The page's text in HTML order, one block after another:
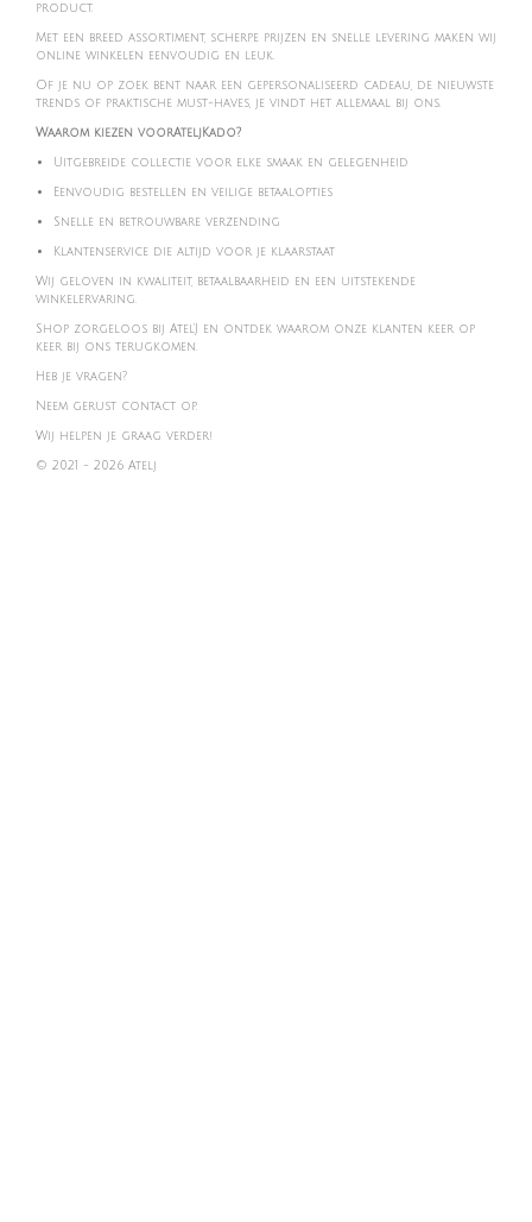
product.
Met een breed assortiment, scherpe prijzen en snelle levering maken wij
online winkelen eenvoudig en leuk.
Of je nu op zoek bent naar een gepersonaliseerd cadeau, de nieuwste
trends of praktische must-haves, je vindt het allemaal bij ons.
Waarom kiezen voorAteljKado?
Uitgebreide collectie voor elke smaak en gelegenheid
Eenvoudig bestellen en veilige betaalopties
Snelle en betrouwbare verzending
Klantenservice die altijd voor je klaarstaat
Wij geloven in kwaliteit, betaalbaarheid en een uitstekende
winkelervaring.
Shop zorgeloos bij Atel'J en ontdek waarom onze klanten keer op
keer bij ons terugkomen.
Heb je vragen?
Neem gerust contact op.
Wij helpen je graag verder!
© 2021 - 2026 Atelj